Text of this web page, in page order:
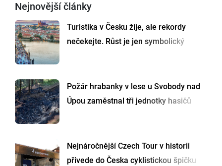
Nejnovější články
Turistika v Česku žije, ale rekordy
nečekejte. Růst je jen symbolický
Požár hrabanky v lese u Svobody nad
Úpou zaměstnal tři jednotky hasičů
Nejnáročnější Czech Tour v historii
přivede do Česka cyklistickou špičku